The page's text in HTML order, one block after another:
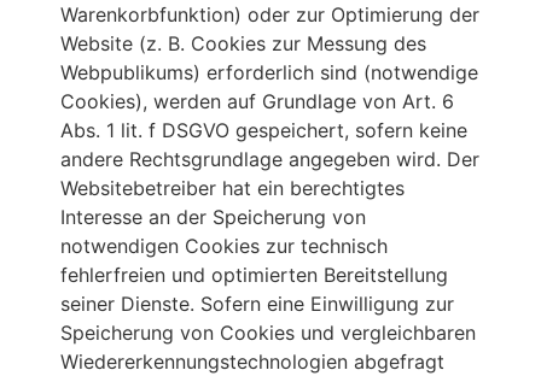
Warenkorbfunktion) oder zur Optimierung der
Website (z. B. Cookies zur Messung des
Webpublikums) erforderlich sind (notwendige
Cookies), werden auf Grundlage von Art. 6
Abs. 1 lit. f DSGVO gespeichert, sofern keine
andere Rechtsgrundlage angegeben wird. Der
Websitebetreiber hat ein berechtigtes
Interesse an der Speicherung von
notwendigen Cookies zur technisch
fehlerfreien und optimierten Bereitstellung
seiner Dienste. Sofern eine Einwilligung zur
Speicherung von Cookies und vergleichbaren
Wiedererkennungstechnologien abgefragt